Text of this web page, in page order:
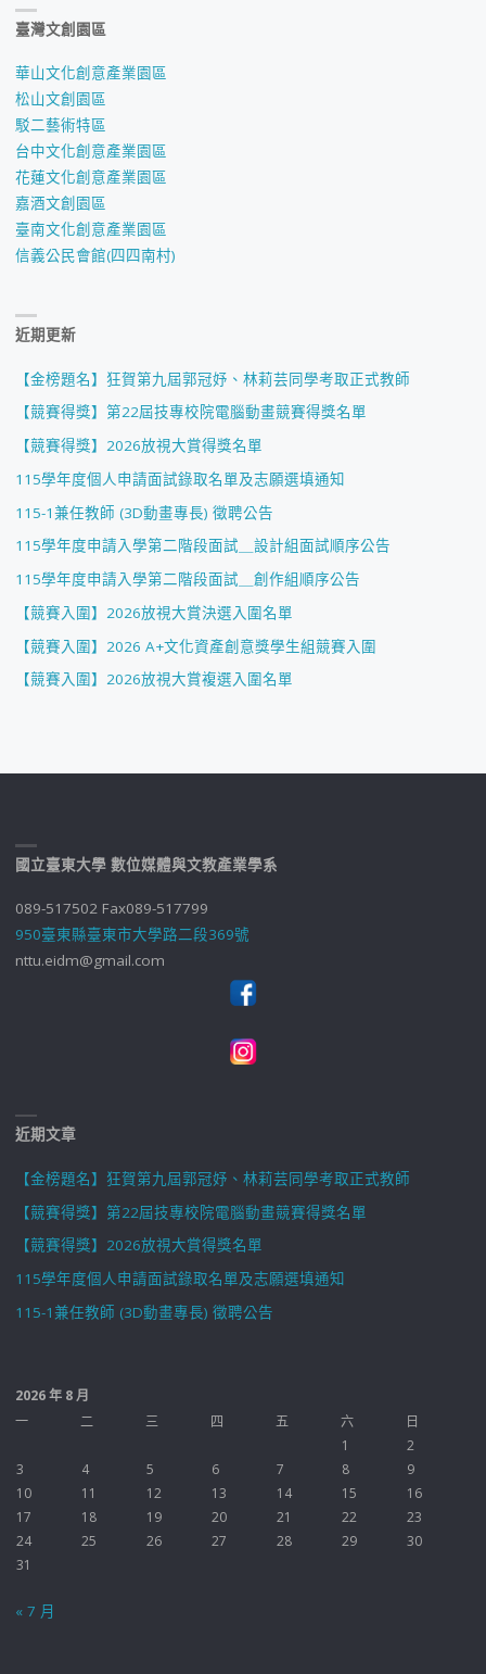
臺灣文創園區
華山文化創意產業園區
松山文創園區
駁二藝術特區
台中文化創意產業園區
花蓮文化創意產業園區
嘉酒文創園區
臺南文化創意產業園區
信義公民會館(四四南村)
近期更新
【金榜題名】狂賀第九屆郭冠妤、林莉芸同學考取正式教師
【競賽得獎】第22屆技專校院電腦動畫競賽得獎名單
【競賽得獎】2026放視大賞得獎名單
115學年度個人申請面試錄取名單及志願選填通知
115-1兼任教師 (3D動畫專長) 徵聘公告
115學年度申請入學第二階段面試＿設計組面試順序公告
115學年度申請入學第二階段面試＿創作組順序公告
【競賽入圍】2026放視大賞決選入圍名單
【競賽入圍】2026 A+文化資產創意獎學生組競賽入圍
【競賽入圍】2026放視大賞複選入圍名單
國立臺東大學 數位媒體與文教產業學系
089-517502 Fax089-517799
950臺東縣臺東市大學路二段369號
nttu.eidm@gmail.com
近期文章
【金榜題名】狂賀第九屆郭冠妤、林莉芸同學考取正式教師
【競賽得獎】第22屆技專校院電腦動畫競賽得獎名單
【競賽得獎】2026放視大賞得獎名單
115學年度個人申請面試錄取名單及志願選填通知
115-1兼任教師 (3D動畫專長) 徵聘公告
2026 年 8 月
一
二 三 四 五 六
日
1
2
3
4 5 6 7 8
9
10
11 12 13 14 15
16
17
18 19 20 21 22
23
24
25 26 27 28 29
30
31
« 7 月